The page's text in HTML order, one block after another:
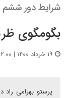
شرایط دور
بگومگوی
پرستو بهرامی راد